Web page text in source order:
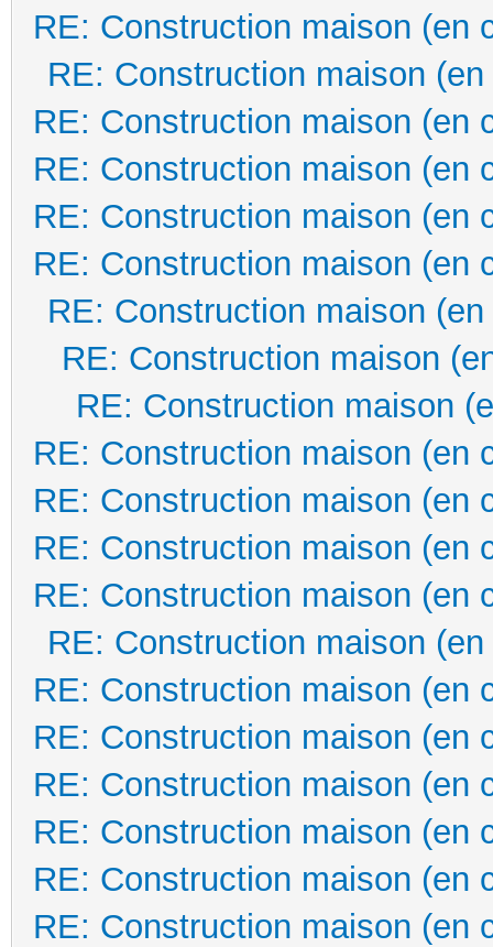
RE: Construction maison (en
RE: Construction maison
RE: Construction maison (en
RE: Construction maison (en
RE: Construction maison (en
RE: Construction maison (en
RE: Construction maison
RE: Construction maison
RE: Construction maison
RE: Construction maison (en
RE: Construction maison (en
RE: Construction maison (en
RE: Construction maison (en
RE: Construction maison
RE: Construction maison (en
RE: Construction maison (en
RE: Construction maison (en
RE: Construction maison (en
RE: Construction maison (en
RE: Construction maison (en